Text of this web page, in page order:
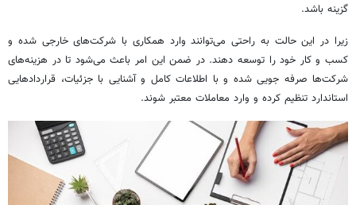
گزینه باشد.
زیرا در این حالت به راحتی می‌توانند وارد همکاری با شرکت‌های خارجی شده و
کسب و کار خود را توسعه دهند. در ضمن این امر باعث می‌شود تا در هزینه‌های
شرکت‌ها صرفه جویی شده و با اطلاعات کامل و آشنایی با جزئیات، قراردادهایی
استاندارد تنظیم کرده و وارد معاملات معتبر شوند.